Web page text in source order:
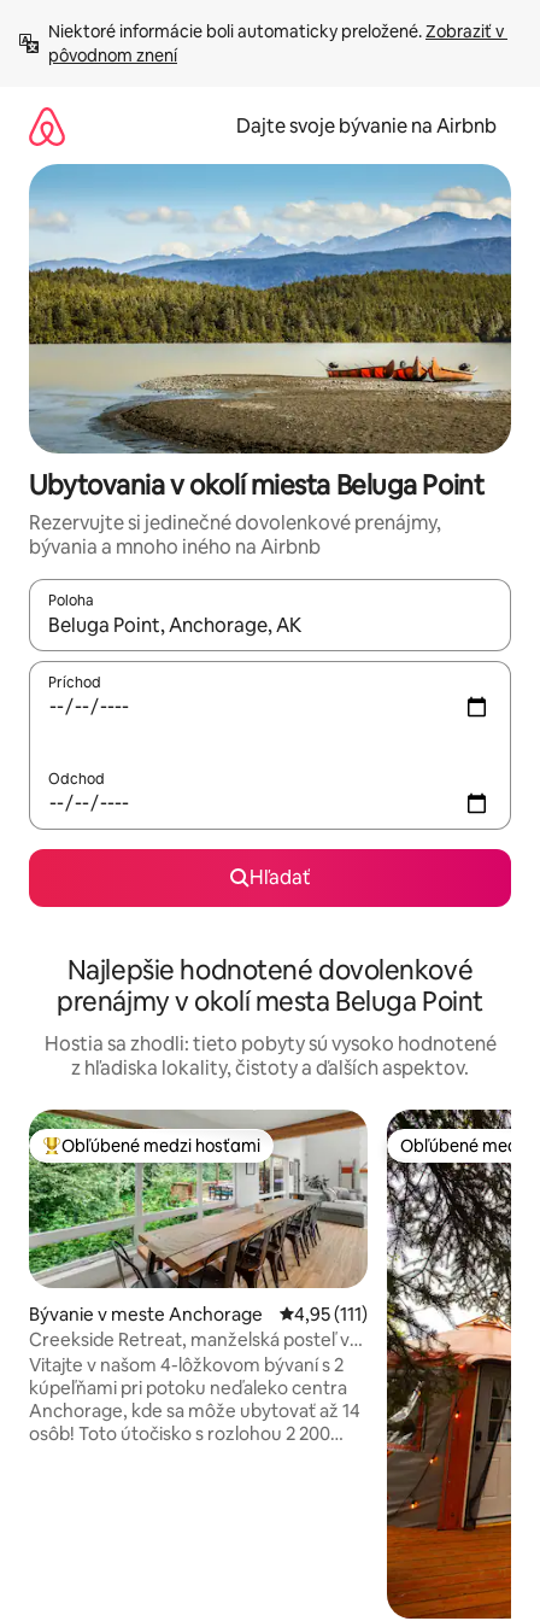
obsah.
Niektoré informácie boli automaticky preložené. Zobraziť v
pôvodnom znení
Dajte svoje bývanie na Airbnb
Ubytovania v okolí miesta Beluga Point
Rezervujte si jedinečné dovolenkové prenájmy,
bývania a mnoho iného na Airbnb
Poloha
Keď budú výsledky k dispozícii, môžete si ich prechádzať
Príchod
Odchod
Hľadať
Najlepšie hodnotené dovolenkové
prenájmy v okolí mesta Beluga Point
Hostia sa zhodli: tieto pobyty sú vysoko hodnotené
z hľadiska lokality, čistoty a ďalších aspektov.
Najobľúbenejšie medzi hosťami
Obľúbené medzi hosťami
Bývanie v meste Anchorage Priemerné ohodnotenie 4,95 z
4,95 (111)
Creekside Retreat, manželská posteľ v
blízkosti centra mesta a turistických
chodníčkov
Vitajte v našom 4-lôžkovom bývaní s 2
kúpeľňami pri potoku neďaleko centra
Anchorage, kde sa môže ubytovať až 14
osôb! Toto útočisko s rozlohou 2 200
Obľúbené medzi
Obľúbené medzi